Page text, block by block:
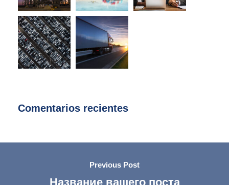
Comentarios recientes
Previous Post
Название вашего поста